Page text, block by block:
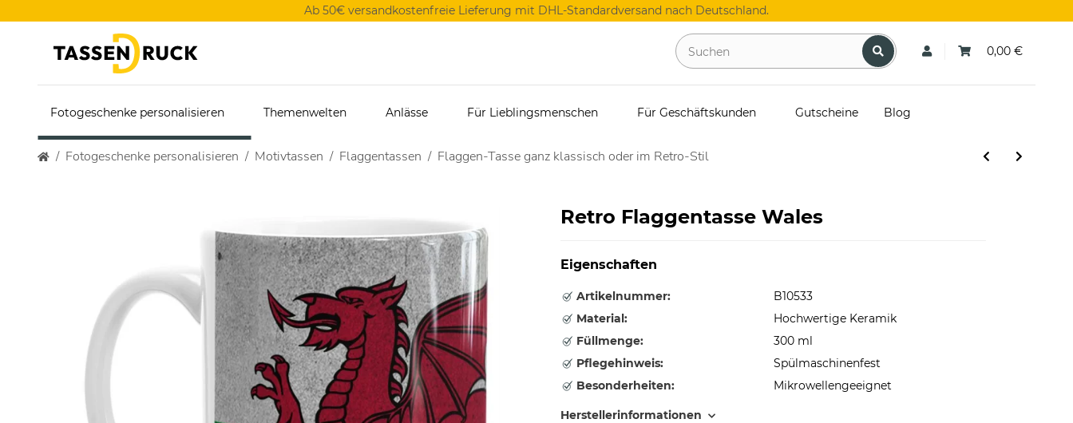
Ab 50€ versandkostenfreie Lieferung mit DHL-Standardversand nach Deutschland.
0,00 €
Fotogeschenke personalisieren Themenwelten Anlässe Für Lieblingsmenschen Für Geschäftskunden Gutscheine Blog
Fotogeschenke personalisieren Motivtassen Flaggentassen Flaggen-Tasse ganz klassisch oder im Retro-Stil
Retro Flaggentasse Wales
Eigenschaften
Artikelnummer:
B10533
Material:
Hochwertige Keramik
Füllmenge:
300 ml
Pflegehinweis:
Spülmaschinenfest
Besonderheiten:
Mikrowellengeeignet
Herstellerinformationen